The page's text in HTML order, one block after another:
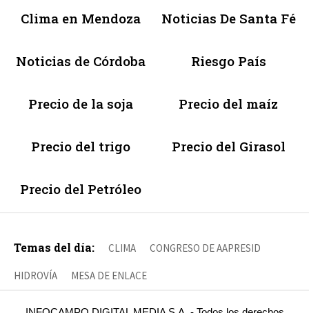
Clima en Mendoza Noticias De Santa Fé
Noticias de Córdoba Riesgo País
Precio de la soja Precio del maíz
Precio del trigo Precio del Girasol
Precio del Petróleo
Temas del día: CLIMA CONGRESO DE AAPRESID
HIDROVÍA MESA DE ENLACE